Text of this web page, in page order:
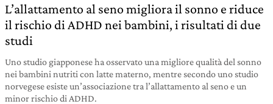
L’allattamento al seno migliora il sonno e riduce
il rischio di ADHD nei bambini, i risultati di due
studi
Uno studio giapponese ha osservato una migliore qualità del sonno
nei bambini nutriti con latte materno, mentre secondo uno studio
norvegese esiste un’associazione tra l’allattamento al seno e un
minor rischio di ADHD.